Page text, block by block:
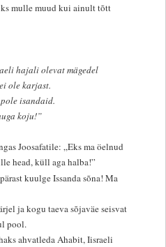
mulle muud kui ainult tõtt
hajali olevat mägedel
ole karjast.
isandaid.
koju!”
Joosafatile: „Eks ma öelnud
head, küll aga halba!”
kuulge Issanda sõna! Ma
ja kogu taeva sõjaväe seisvat
pool.
ahvatleda Ahabit, Iisraeli